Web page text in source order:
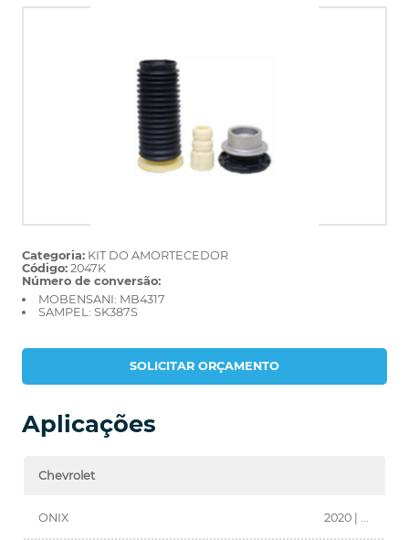
Categoria: KIT DO AMORTECEDOR
Código: 2047K
Número de conversão:
MOBENSANI: MB4317
SAMPEL: SK387S
SOLICITAR ORÇAMENTO
Aplicações
Chevrolet
ONIX 2020 | ...